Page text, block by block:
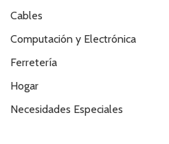
Cables
Computación y Electrónica
Ferretería
Hogar
Necesidades Especiales